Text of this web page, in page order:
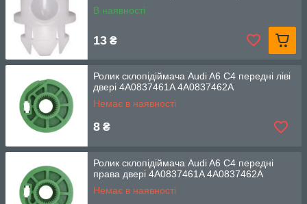
В наявності
13 ₴
Ролик склопідіймача Audi A6 C4 передні ліві
двері 4A0837461A 4A0837462A
Немає в наявності
8 ₴
Ролик склопідіймача Audi A6 C4 передні
права двері 4A0837461A 4A0837462A
Немає в наявності